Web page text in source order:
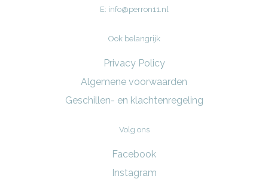
E: info@perron11.nl
Ook belangrijk
Privacy Policy
Algemene voorwaarden
Geschillen- en klachtenregeling
Volg ons
Facebook
Instagram